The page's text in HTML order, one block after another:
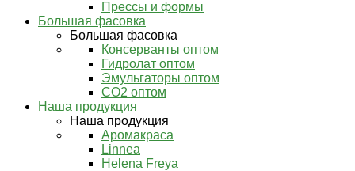
Прессы и формы
Большая фасовка
Большая фасовка
Консерванты оптом
Гидролат оптом
Эмульгаторы оптом
СО2 оптом
Наша продукция
Наша продукция
Аромакраса
Linnea
Helena Freya